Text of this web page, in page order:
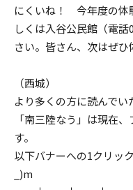
にくいね！ 今年度の体
しくは入谷公民館（電
さい。皆さん、次は
（西
より多くの方に読んでい
「南三陸なう」は現在
す。
以下バナーへの1クリッ
_)m